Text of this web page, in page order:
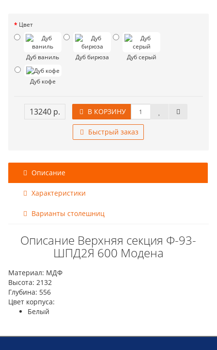
Цвет
Дуб ваниль Дуб бирюза Дуб серый
Дуб кофе
13240 р. В КОРЗИНУ
Быстрый заказ
Описание
Характеристики
Варианты столешниц
Описание Верхняя секция Ф-93-
ШПД2Я 600 Модена
Материал: МДФ
Высота: 2132
Глубина: 556
Цвет корпуса:
Белый